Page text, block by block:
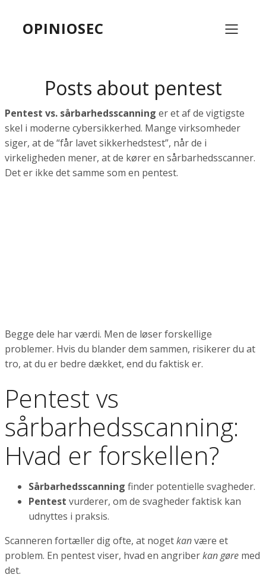
OPINIOSEC
Posts about pentest
Pentest vs. sårbarhedsscanning er et af de vigtigste
skel i moderne cybersikkerhed. Mange virksomheder
siger, at de “får lavet sikkerhedstest”, når de i
virkeligheden mener, at de kører en sårbarhedsscanner.
Det er ikke det samme som en pentest.
Begge dele har værdi. Men de løser forskellige
problemer. Hvis du blander dem sammen, risikerer du at
tro, at du er bedre dækket, end du faktisk er.
Pentest vs
sårbarhedsscanning:
Hvad er forskellen?
Sårbarhedsscanning finder potentielle svagheder.
Pentest vurderer, om de svagheder faktisk kan
udnyttes i praksis.
Scanneren fortæller dig ofte, at nogetkanvære et
problem. En pentest viser, hvad en angriberkan gøre med
det.